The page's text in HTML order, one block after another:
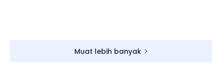
Muat lebih banyak